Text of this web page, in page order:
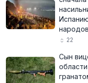
народов
22
Сын